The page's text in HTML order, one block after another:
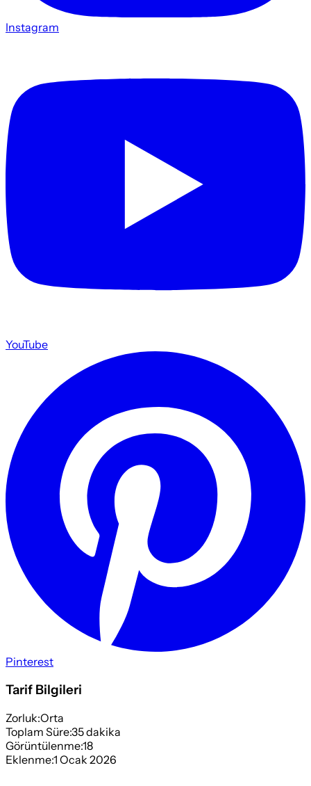
Instagram
YouTube
Pinterest
Tarif Bilgileri
Zorluk:Orta
Toplam Süre:35dakika
Görüntülenme:18
Eklenme:1 Ocak 2026